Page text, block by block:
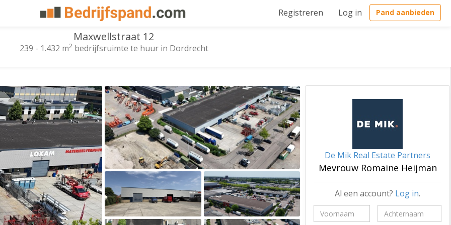
Registreren Log in Pand aanbieden
Maxwellstraat 12
239 - 1.432 m2bedrijfsruimte te huur in Dordrecht
De Mik Real Estate Partners
Mevrouw Romaine Heijman
Al een account? Log in.